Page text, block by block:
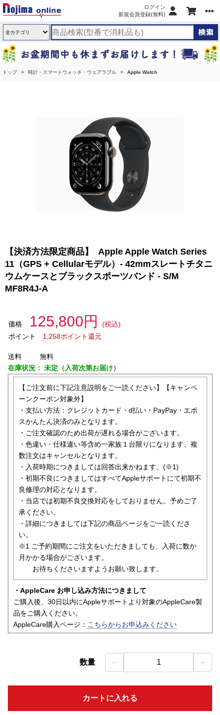
ログイン
新規会員登録(無料)
トップ 時計・スマートウォッチ・ウェアラブル Apple Watch
【決済方法限定商品】 Apple Apple Watch Series
11（GPS + Cellularモデル）- 42mmスレートチタニ
ウムケースとブラックスポーツバンド - S/M
MF8R4J-A
価格 125,800円
(税込)
ポイント
1,258ポイント還元
送料
無料
在庫状況： 未定（入荷次第お届け）
【ご注文前に下記注意説明をご一読ください】【キャンペ
ーンクーポン対象外】
・支払い方法：クレジットカード・d払い・PayPay・エポ
スかんたん決済のみとなります。
・ご注文確認のため出荷が遅れる場合がございます。
・色違い・仕様違い等含め一家族１台限りになります、複
数注文はキャンセルとなります。
・入荷時期につきましては回答出来かねます。(※1)
・初期不良につきましてはすべてAppleサポートにて初期不
良修理の対応となります。
・当店では初期不良交換対応をしておりません。予めご了
承ください。
・詳細につきましては下記の商品ページをご一読くださ
い。
※1 ご予約期間にご注文をいただきましても、入荷に数か
月かかる場合がございます。
お待ちくださいますようお願い致します。
・AppleCare お申し込み方法につきまして
ご購入後、30日以内にAppleサポートより対象のAppleCare製
品をご購入ください。
AppleCare購入ページ： こちらからお申込みください
数量 － 1 ＋
カートに入れる